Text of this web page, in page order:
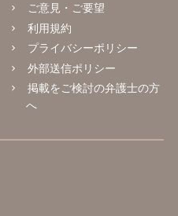
ご意見・ご要望
利用規約
プライバシーポリシー
外部送信ポリシー
掲載をご検討の弁護士の方
へ